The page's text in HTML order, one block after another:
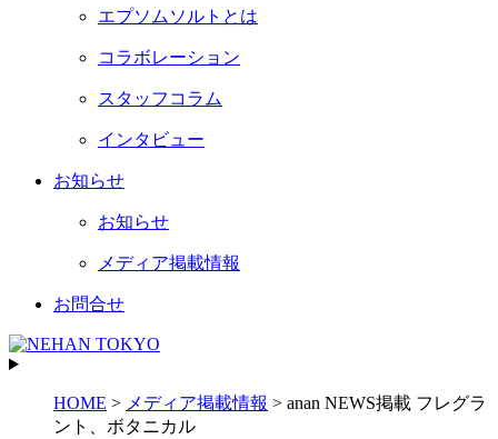
エプソムソルトとは
コラボレーション
スタッフコラム
インタビュー
お知らせ
お知らせ
メディア掲載情報
お問合せ
HOME > メディア掲載情報 > anan NEWS掲載 フレグラ
ント、ボタニカル